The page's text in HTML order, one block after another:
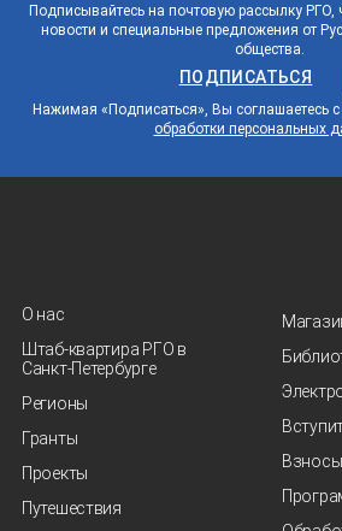
Подписывайтесь на почтовую рассылку
новости и специальные предложения от
общества.
ПОДПИСАТЬСЯ
Нажимая «Подписаться», Вы соглашаетесь с
обработки персональных
О нас
Штаб-квартира РГО в
Санкт‑Петербурге
Регионы
Гранты
Проекты
Путешествия